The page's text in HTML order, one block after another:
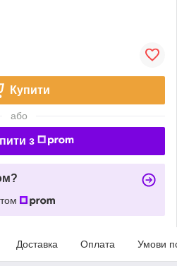
Купити
або
з
Доставка Оплата Умови